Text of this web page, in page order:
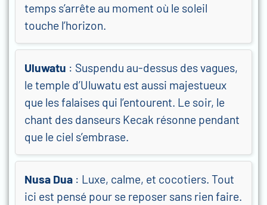
temps s’arrête au moment où le soleil
touche l’horizon.
Uluwatu : Suspendu au-dessus des vagues,
le temple d’Uluwatu est aussi majestueux
que les falaises qui l’entourent. Le soir, le
chant des danseurs Kecak résonne pendant
que le ciel s’embrase.
Nusa Dua : Luxe, calme, et cocotiers. Tout
ici est pensé pour se reposer sans rien faire.